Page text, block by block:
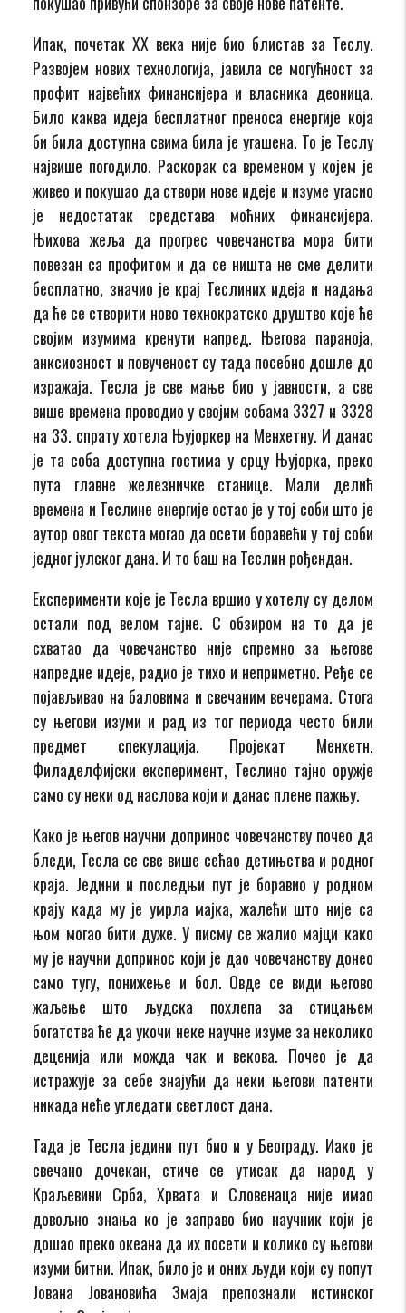
Ипак, почетак XX века није био блистав за Теслу.
Развојем нових технологија, јавила се могућност за
профит највећих финансијера и власника деоница.
Било каква идеја бесплатног преноса енергије која
би била доступна свима била је угашена. То је Теслу
највише погодило. Раскорак са временом у којем је
живео и покушао да створи нове идеје и изуме угасио
је недостатак средстава моћних финансијера.
Њихова жеља да прогрес човечанства мора бити
повезан са профитом и да се ништа не сме делити
бесплатно, значио је крај Теслиних идеја и надања
да ће се створити ново технократско друштво које ће
својим изумима кренути напред. Његова параноја,
анксиозност и повученост су тада посебно дошле до
изражаја. Тесла је све мање био у јавности, а све
више времена проводио у својим собама 3327 и 3328
на 33. спрату хотела Њујоркер на Менхетну. И данас
је та соба доступна гостима у срцу Њујорка, преко
пута главне железничке станице. Мали делић
времена и Теслине енергије остао је у тој соби што је
аутор овог текста могао да осети боравећи у тој соби
једног јулског дана. И то баш на Теслин рођендан.
Експерименти које је Тесла вршио у хотелу су делом
остали под велом тајне. С обзиром на то да је
схватао да човечанство није спремно за његове
напредне идеје, радио је тихо и неприметно. Ређе се
појављивао на баловима и свечаним вечерама. Стога
су његови изуми и рад из тог периода често били
предмет спекулација. Пројекат Менхетн,
Филаделфијски експеримент, Теслино тајно оружје
само су неки од наслова који и данас плене пажњу.
Како је његов научни допринос човечанству почео да
бледи, Тесла се све више сећао детињства и родног
краја. Једини и последњи пут је боравио у родном
крају када му је умрла мајка, жалећи што није са
њом могао бити дуже. У писму се жалио мајци како
му је научни допринос који је дао човечанству донео
само тугу, понижење и бол. Овде се види његово
жаљење што људска похлепа за стицањем
богатства ће да укочи неке научне изуме за неколико
деценија или можда чак и векова. Почео је да
истражује за себе знајући да неки његови патенти
никада неће угледати светлост дана.
Тада је Тесла једини пут био и у Београду. Иако је
свечано дочекан, стиче се утисак да народ у
Краљевини Срба, Хрвата и Словенаца није имао
довољно знања ко је заправо био научник који је
дошао преко океана да их посети и колико су његови
изуми битни. Ипак, било је и оних људи који су попут
Јована Јовановића Змаја препознали истинског